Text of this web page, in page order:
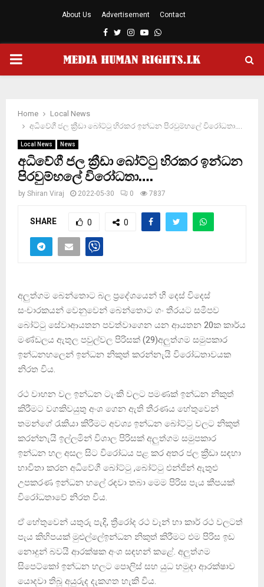
About Us Advertisement Contact
Facebook
TwitterInstagram
YoutubeWhatsapp
PRIMARY
Home
Local News
අධිවේගී ජල ක්‍රීඩා බෝට්ටු හිරකර ඉන්ධන පිරවුම්හලේ විරෝධතා….
Local News News
අධිවේගී ජල ක්‍රීඩා බෝට්ටු හිරකර ඉන්ධන
පිරවුම්හලේ විරෝධතා….
by Shiran Viraj 2022-05-30 0 7837
SHARE 0 0
අලුත්ගම බෙන්තොට බල ප්‍රදේශයෙන් හී දෙස් විදෙස්
සංචාරකයන් වෙනුවෙන් බෙන්තොට ගං තීරයට සමීපව
බෝට්ටු සේවාආයතන පවත්වාගෙන යන ආයතන 20ක කාර්ය
මණ්ඩලය ඇතුල පවුල්වල පිරිසක් (29)අලුත්ගම සමුපකාර
ඉන්ධනහලෙන් ඉන්ධන නිකුත් කරන්නැයි විරෝධතාවයක
නිරත විය.
රථ වාහන වල ඉන්ධන ටැංකි වලට පමණක් ඉන්ධන නිකුත්
කිරීමට වගකිවයුතු අංශ ගෙන ඇති තීරණය හේතුවෙන්
තමන්ගේ රැකියා කිරීමට අවශ්‍ය ඉන්ධන බෝට්ටු වලට නිකුත්
කරන්නැයි ඉල්ලමින් විශාල පිරිසක් අලුත්ගම සමුපකාර
ඉන්ධන හල අසල සිට විරෝධය පළ කර අතර ජල ක්‍රීඩා සඳහා
භාවිතා කරන අධිවේගී බෝට්ටු ,බෝට්ටු එන්ජින් ඇතුළු
උපකරණ ඉන්ධන හලේ රඳවා තබා මෙම පිරිස පැය කීපයක්
විරෝධතාවේ නිරත විය.
ඒ හේතුවෙන් යතුරු පැදි, ත්‍රීරෝද රථ වෑන් හා කාර් රථ වලටත්
පැය කිහිපයක් මුළුල්ලේඉන්ධන නිකුත් කිරීමට එම පිරිස ඉඩ
නොදුන් බවයි ආරක්ෂක අංශ සඳහන් කළේ. අලුත්ගම
සිපෙට්කෝ ඉන්ධන හලට පොලිස් සහ යුධ හමුදා ආරක්ෂාව
යොදවා තිබූ අයුරුද දැකගත හැකි විය.